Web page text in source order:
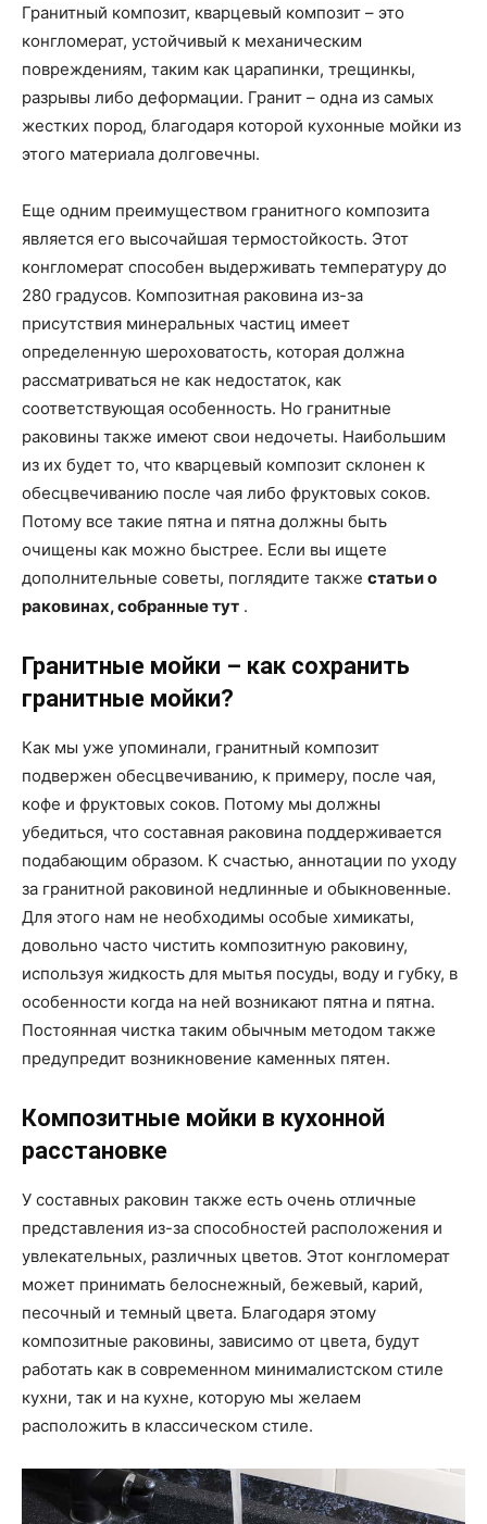
Гранитный композит, кварцевый композит – это
конгломерат, устойчивый к механическим
повреждениям, таким как царапинки, трещинкы,
разрывы либо деформации. Гранит – одна из самых
жестких пород, благодаря которой кухонные мойки из
этого материала долговечны.
Еще одним преимуществом гранитного композита
является его высочайшая термостойкость. Этот
конгломерат способен выдерживать температуру до
280 градусов. Композитная раковина из-за
присутствия минеральных частиц имеет
определенную шероховатость, которая должна
рассматриваться не как недостаток, как
соответствующая особенность. Но гранитные
раковины также имеют свои недочеты. Наибольшим
из их будет то, что кварцевый композит склонен к
обесцвечиванию после чая либо фруктовых соков.
Потому все такие пятна и пятна должны быть
очищены как можно быстрее. Если вы ищете
дополнительные советы, поглядите также статьи о
раковинах, собранные тут .
Гранитные мойки – как сохранить
гранитные мойки?
Как мы уже упоминали, гранитный композит
подвержен обесцвечиванию, к примеру, после чая,
кофе и фруктовых соков. Потому мы должны
убедиться, что составная раковина поддерживается
подабающим образом. К счастью, аннотации по уходу
за гранитной раковиной недлинные и обыкновенные.
Для этого нам не необходимы особые химикаты,
довольно часто чистить композитную раковину,
используя жидкость для мытья посуды, воду и губку, в
особенности когда на ней возникают пятна и пятна.
Постоянная чистка таким обычным методом также
предупредит возникновение каменных пятен.
Композитные мойки в кухонной
расстановке
У составных раковин также есть очень отличные
представления из-за способностей расположения и
увлекательных, различных цветов. Этот конгломерат
может принимать белоснежный, бежевый, карий,
песочный и темный цвета. Благодаря этому
композитные раковины, зависимо от цвета, будут
работать как в современном минималистском стиле
кухни, так и на кухне, которую мы желаем
расположить в классическом стиле.